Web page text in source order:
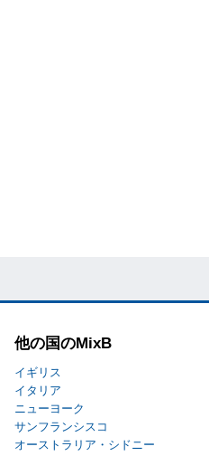
他の国のMixB
イギリス
イタリア
ニューヨーク
サンフランシスコ
オーストラリア・シドニー